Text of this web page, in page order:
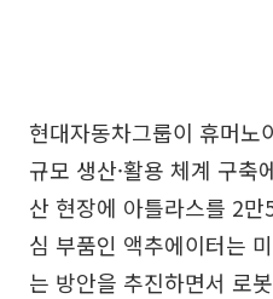
현대자동차그룹이 휴머노
규모 생산·활용 체계 구축
산 현장에 아틀라스를 2
심 부품인 액추에이터는
는 방안을 추진하면서 로